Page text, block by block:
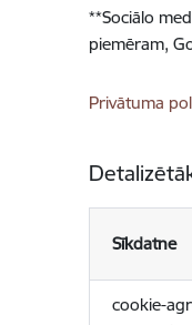
**Sociālo
piemēram,
Privātuma
Sīkdatne
cookie-